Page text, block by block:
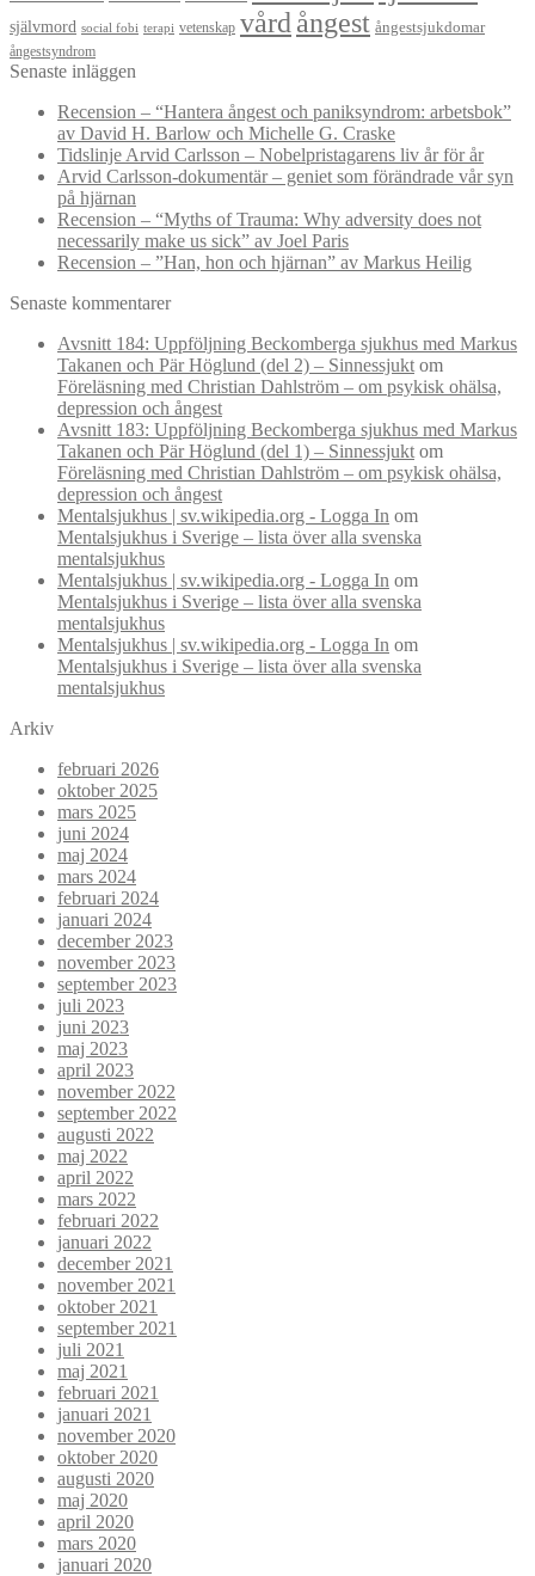
självmord social fobi terapi vetenskap vård ångest ångestsjukdomar
ångestsyndrom
Senaste inläggen
Recension – “Hantera ångest och paniksyndrom: arbetsbok”
av David H. Barlow och Michelle G. Craske
Tidslinje Arvid Carlsson – Nobelpristagarens liv år för år
Arvid Carlsson-dokumentär – geniet som förändrade vår syn
på hjärnan
Recension – “Myths of Trauma: Why adversity does not
necessarily make us sick” av Joel Paris
Recension – ”Han, hon och hjärnan” av Markus Heilig
Senaste kommentarer
Avsnitt 184: Uppföljning Beckomberga sjukhus med Markus
Takanen och Pär Höglund (del 2) – Sinnessjukt om
Föreläsning med Christian Dahlström – om psykisk ohälsa,
depression och ångest
Avsnitt 183: Uppföljning Beckomberga sjukhus med Markus
Takanen och Pär Höglund (del 1) – Sinnessjukt om
Föreläsning med Christian Dahlström – om psykisk ohälsa,
depression och ångest
Mentalsjukhus | sv.wikipedia.org - Logga In om
Mentalsjukhus i Sverige – lista över alla svenska
mentalsjukhus
Mentalsjukhus | sv.wikipedia.org - Logga In om
Mentalsjukhus i Sverige – lista över alla svenska
mentalsjukhus
Mentalsjukhus | sv.wikipedia.org - Logga In om
Mentalsjukhus i Sverige – lista över alla svenska
mentalsjukhus
Arkiv
februari 2026
oktober 2025
mars 2025
juni 2024
maj 2024
mars 2024
februari 2024
januari 2024
december 2023
november 2023
september 2023
juli 2023
juni 2023
maj 2023
april 2023
november 2022
september 2022
augusti 2022
maj 2022
april 2022
mars 2022
februari 2022
januari 2022
december 2021
november 2021
oktober 2021
september 2021
juli 2021
maj 2021
februari 2021
januari 2021
november 2020
oktober 2020
augusti 2020
maj 2020
april 2020
mars 2020
januari 2020